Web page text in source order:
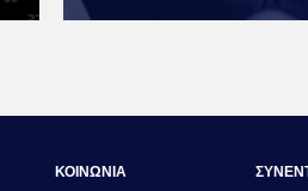
ΚΟΙΝΩΝΙΑ